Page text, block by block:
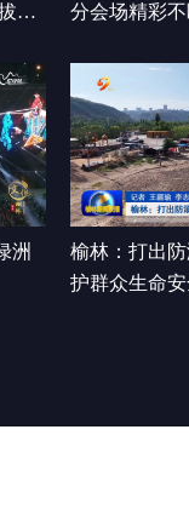
赛
分会场精彩
洲
榆林：打出
护群众生命安